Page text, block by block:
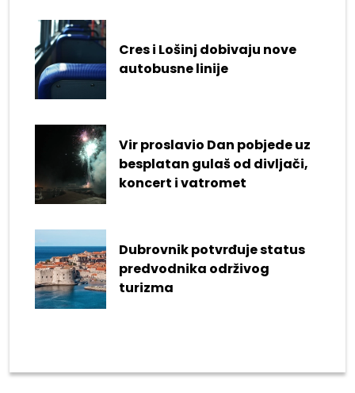
Cres i Lošinj dobivaju nove
autobusne linije
Vir proslavio Dan pobjede uz
besplatan gulaš od divljači,
koncert i vatromet
Dubrovnik potvrđuje status
predvodnika održivog
turizma